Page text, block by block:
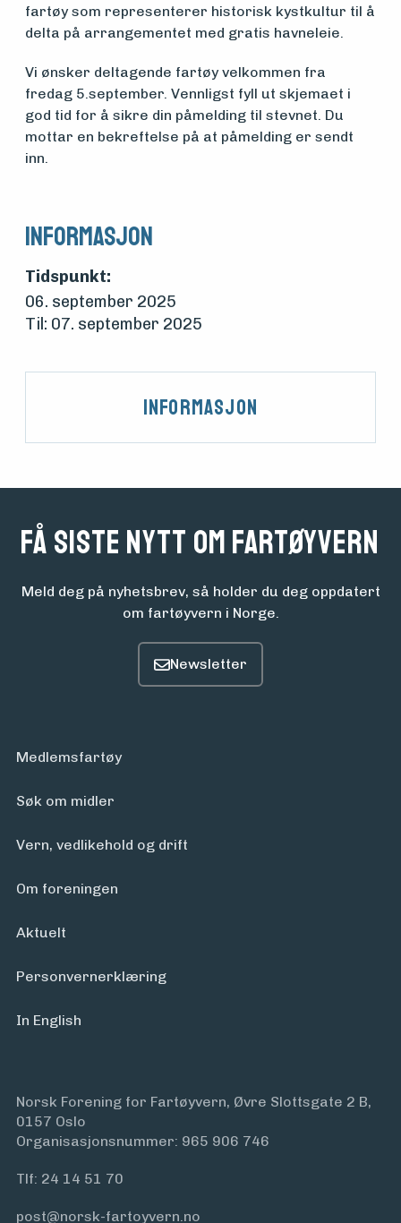
Om
foreningen
Aktuelt
fartøy som representerer historisk kystkultur til å
delta på arrangementet med gratis havneleie.
Vi ønsker deltagende fartøy velkommen fra
fredag 5.september. Vennligst fyll ut skjemaet i
god tid for å sikre din påmelding til stevnet. Du
mottar en bekreftelse på at påmelding er sendt
inn.
Informasjon
Tidspunkt:
06. september 2025
Til: 07. september 2025
Informasjon
Få siste nytt om fartøyvern
Meld deg på nyhetsbrev, så holder du deg oppdatert
om fartøyvern i Norge.
Medlemsfartøy
Søk om midler
Vern, vedlikehold og drift
Om foreningen
Aktuelt
Personvern­erklæring
In English
Norsk Forening for Fartøyvern, Øvre Slottsgate 2 B,
0157 Oslo
Organisasjonsnummer: 965 906 746
Tlf: 24 14 51 70
post@norsk-fartoyvern.no